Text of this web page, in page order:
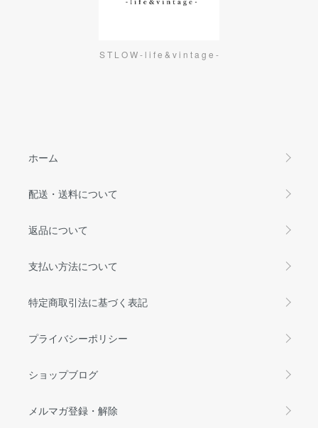
S T L O W - l i f e & v i n t a g e -
ホーム
配送・送料について
返品について
支払い方法について
特定商取引法に基づく表記
プライバシーポリシー
ショップブログ
メルマガ登録・解除